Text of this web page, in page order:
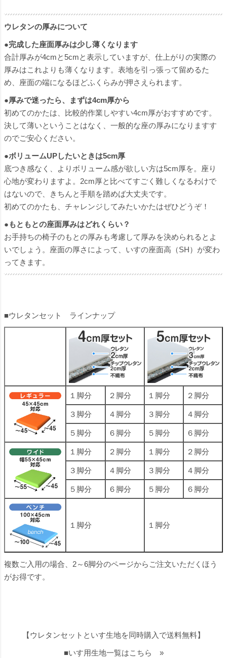
ウレタンの厚みについて
●完成した座面厚みは少し薄くなります
合計厚みが4cmと5cmと表示していますが、仕上がりの実際の
厚みはこれよりも薄くなります。表地を引っ張って留めるた
め、座面の端になるほどふくらみが押さえられます。
●厚みで迷ったら、まずは4cm厚から
初めてのかたは、比較的作業しやすい4cm厚がおすすめです。
決して薄いということはなく、一般的な座の厚みになりますす
のでご安心ください。
●ボリュームUPしたいときは5cm厚
底つき感なく、よりボリューム感が欲しい方は5cm厚を。座り
心地が変わりますよ。2cm厚と比べてすごく難しくなるわけで
はないので、きちんと手順を踏めば大丈夫です。
初めてのかたも、チャレンジしてみたいかたはぜひどうぞ！
●もともとの座面厚みはどれくらい？
お手持ちの椅子のもとの厚みも考慮して厚みを決められるとよ
いでしょう。座面の厚さによって、いすの座面高（SH）が変わ
ってきます。
■ウレタンセット ラインナップ
１脚分 ２脚分 １脚分 ２脚分
３脚分 ４脚分 ３脚分 ４脚分
５脚分 ６脚分 ５脚分 ６脚分
１脚分 ２脚分 １脚分 ２脚分
３脚分 ４脚分 ３脚分 ４脚分
５脚分 ６脚分 ５脚分 ６脚分
１脚分 １脚分
複数ご入用の場合、2～6脚分のページからご注文いただくほう
がお得です。
【ウレタンセットといす生地を同時購入で送料無料】
■いす用生地一覧はこちら »